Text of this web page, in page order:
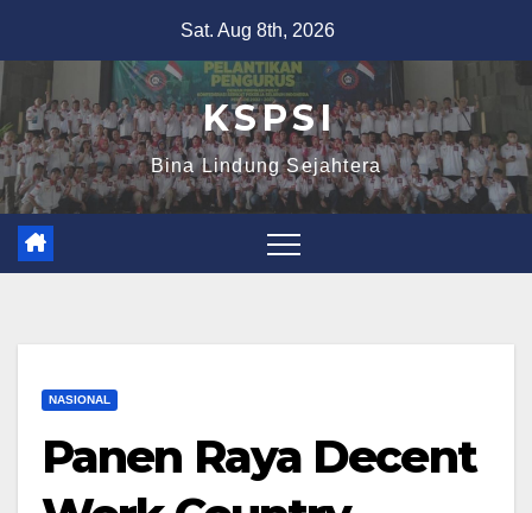
Sat. Aug 8th, 2026
K S P S I
Bina Lindung Sejahtera
NASIONAL
Panen Raya Decent